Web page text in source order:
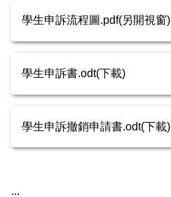
學生申訴流程圖.pdf(另開視窗)
學生申訴書.odt(下載)
學生申訴撤銷申請書.odt(下載)